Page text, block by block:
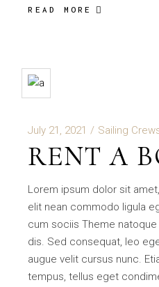
READ MORE
July 21, 2021 Sailing
RENT A
Lorem ipsum dolor sit
elit nean commodo ligula
cum sociis Theme
dis. Sed consequat, leo
augue velit cursus nunc.
tempus, tellus eget